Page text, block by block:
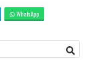
WhatsApp